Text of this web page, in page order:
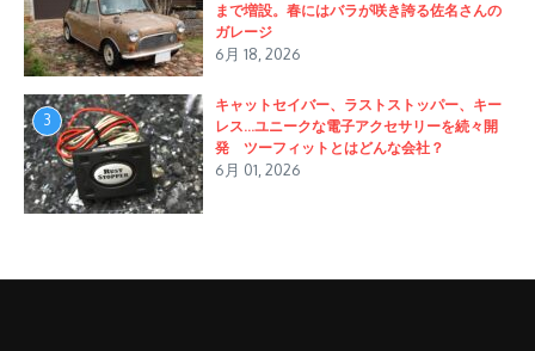
まで増設。春にはバラが咲き誇る佐名さんの
ガレージ
6月 18, 2026
3
キャットセイバー、ラストストッパー、キー
レス…ユニークな電子アクセサリーを続々開
発 ツーフィットとはどんな会社？
6月 01, 2026